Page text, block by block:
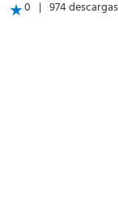
0 974 descargas